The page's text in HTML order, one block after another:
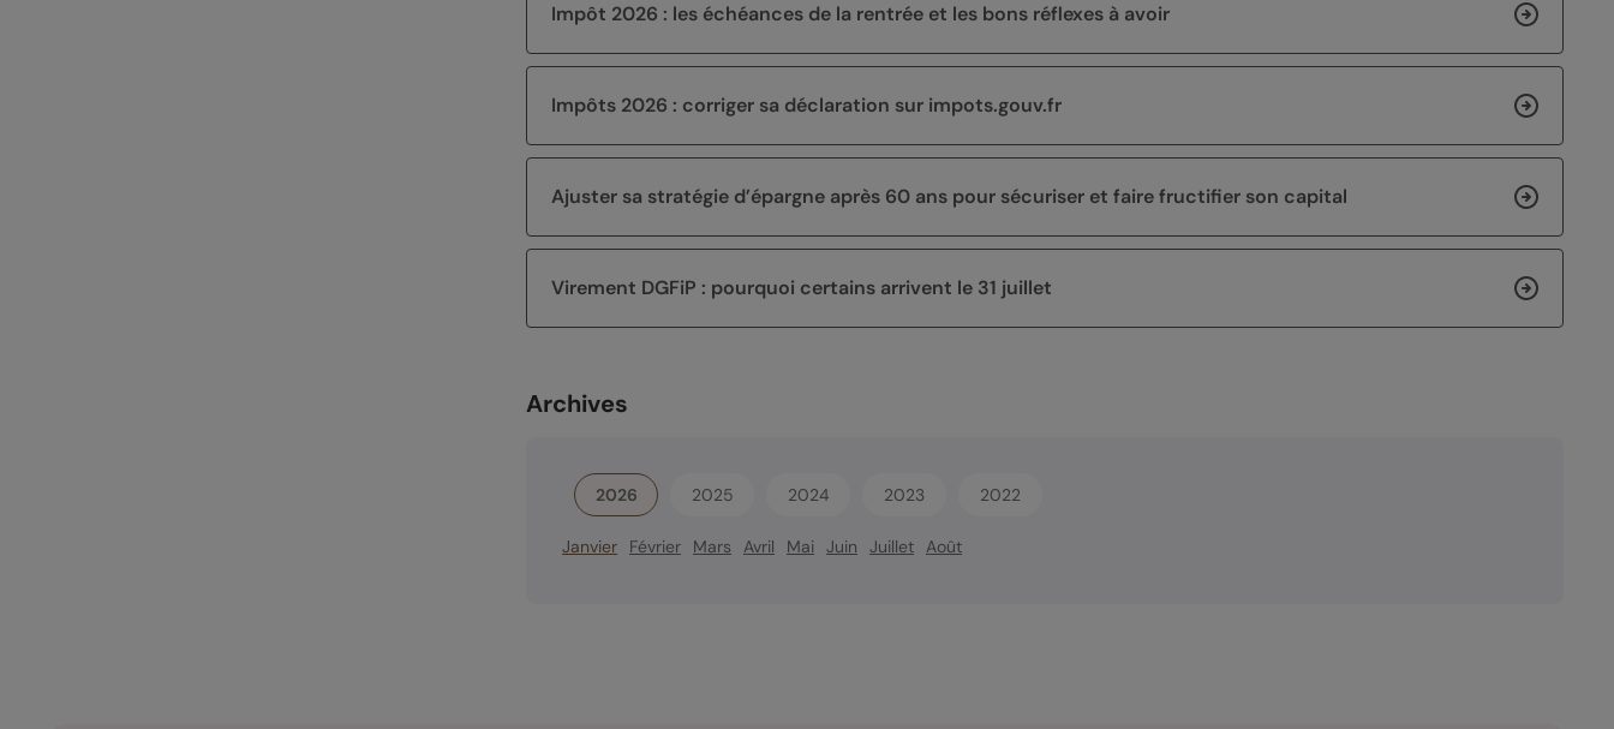
Impôt 2026 : les échéances de la rentrée et les bons réflexes à avoir
Impôts 2026 : corriger sa déclaration sur impots.gouv.fr
Ajuster sa stratégie d’épargne après 60 ans pour sécuriser et faire fructifier son capital
Virement DGFiP : pourquoi certains arrivent le 31 juillet
Archives
2026 2025 2024 2023 2022
Janvier Février Mars Avril Mai Juin Juillet Août